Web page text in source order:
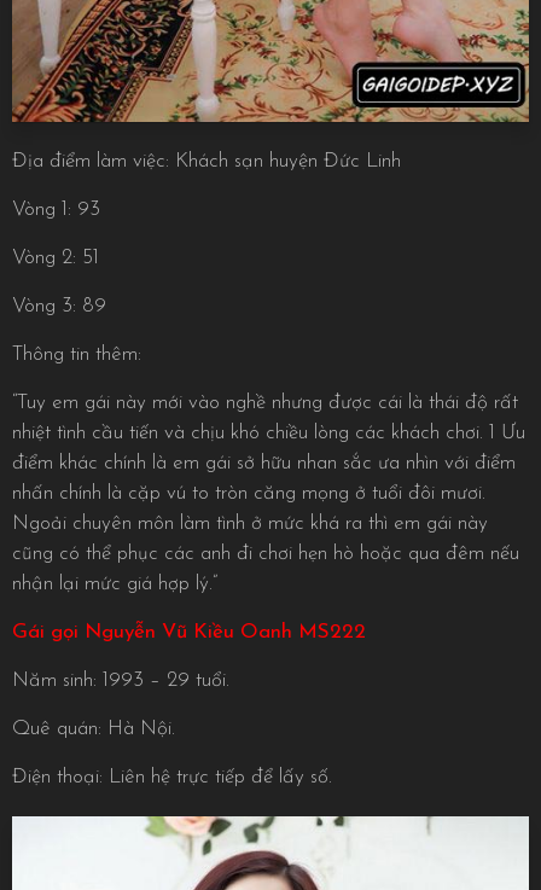
Địa điểm làm việc: Khách sạn huyện Đức Linh
Vòng 1: 93
Vòng 2: 51
Vòng 3: 89
Thông tin thêm:
“Tuy em gái này mới vào nghề nhưng được cái là thái độ rất
nhiệt tình cầu tiến và chịu khó chiều lòng các khách chơi. 1 Ưu
điểm khác chính là em gái sở hữu nhan sắc ưa nhìn với điểm
nhấn chính là cặp vú to tròn căng mọng ở tuổi đôi mươi.
Ngoải chuyên môn làm tình ở mức khá ra thì em gái này
cũng có thể phục các anh đi chơi hẹn hò hoặc qua đêm nếu
nhận lại mức giá hợp lý.”
Gái gọi Nguyễn Vũ Kiều Oanh MS222
Năm sinh: 1993 – 29 tuổi.
Quê quán: Hà Nội.
Điện thoại: Liên hệ trực tiếp để lấy số.